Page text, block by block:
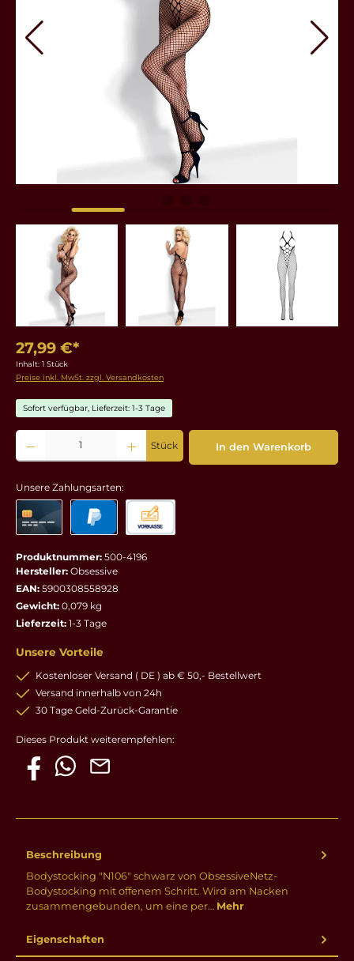
27,99 €*
Inhalt: 1 Stück
Preise inkl. MwSt. zzgl. Versandkosten
Sofort verfügbar, Lieferzeit: 1-3 Tage
Produkt Anzahl: Gib den gewünschten Wert ein oder benutze die Schaltflächen um
Stück In den Warenkorb
Unsere Zahlungsarten:
Produktnummer: 500-4196
Hersteller: Obsessive
EAN: 5900308558928
Gewicht: 0,079 kg
Lieferzeit: 1-3 Tage
Unsere Vorteile
Kostenloser Versand ( DE ) ab € 50,- Bestellwert
Versand innerhalb von 24h
30 Tage Geld-Zurück-Garantie
Dieses Produkt weiterempfehlen:
Beschreibung
Bodystocking "N106" schwarz von ObsessiveNetz-
Bodystocking mit offenem Schritt. Wird am Nacken
zusammengebunden, um eine per… Mehr
Eigenschaften